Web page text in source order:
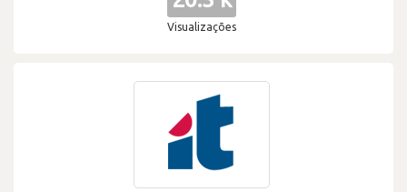
Visualizações